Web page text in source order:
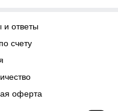
и ответы
счету
оферта